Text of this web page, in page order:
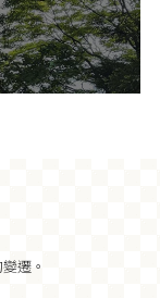
遷。